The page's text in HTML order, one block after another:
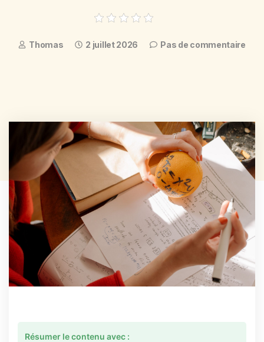
Thomas 2 juillet 2026 Pas de commentaire
Résumer le contenu avec :